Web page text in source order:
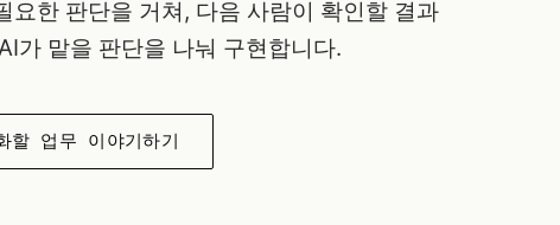
요한 판단을 거쳐, 다음 사람이 확인할 결과
가 맡을 판단을 나눠 구현합니다.
할 업무 이야기하기